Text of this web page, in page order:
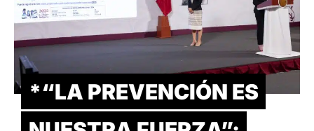
*“LA PREVENCIÓN ES